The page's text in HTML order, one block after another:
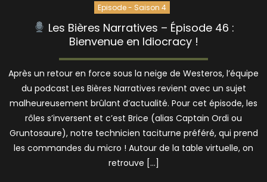
Episode - Saison 4
Les Bières Narratives – Épisode 46 :
Bienvenue en Idiocracy !
Après un retour en force sous la neige de Westeros, l’équipe
du podcast Les Bières Narratives revient avec un sujet
malheureusement brûlant d’actualité. Pour cet épisode, les
rôles s’inversent et c’est Brice (alias Captain Ordi ou
Gruntosaure), notre technicien taciturne préféré, qui prend
les commandes du micro ! Autour de la table virtuelle, on
retrouve […]